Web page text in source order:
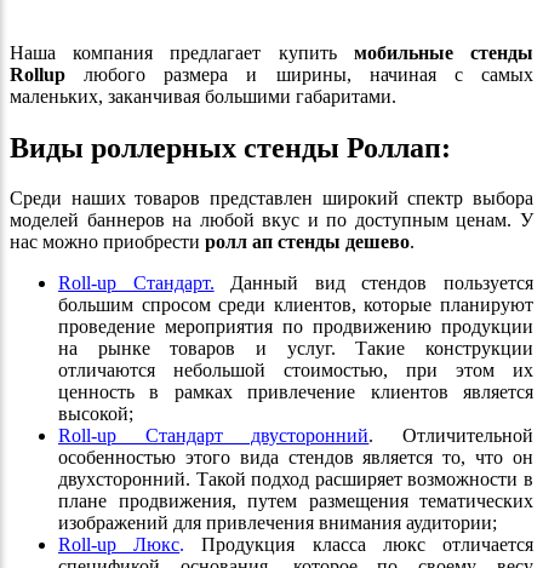
Наша компания предлагает купить мобильные стенды
Rollup любого размера и ширины, начиная с самых
маленьких, заканчивая большими габаритами.
Виды роллерных стенды Роллап:
Среди наших товаров представлен широкий спектр выбора
моделей баннеров на любой вкус и по доступным ценам. У
нас можно приобрести ролл ап стенды дешево.
Roll-up Стандарт. Данный вид стендов пользуется
большим спросом среди клиентов, которые планируют
проведение мероприятия по продвижению продукции
на рынке товаров и услуг. Такие конструкции
отличаются небольшой стоимостью, при этом их
ценность в рамках привлечение клиентов является
высокой;
Roll-up Стандарт двусторонний. Отличительной
особенностью этого вида стендов является то, что он
двухсторонний. Такой подход расширяет возможности в
плане продвижения, путем размещения тематических
изображений для привлечения внимания аудитории;
Roll-up Люкс.Продукция класса люкс отличается